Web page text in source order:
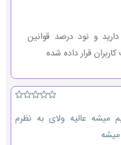
و نود درصد قوانین
قرار داده شده
عالیه ولای به نظرم